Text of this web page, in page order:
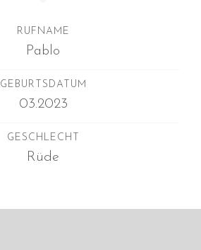
Oktober 2022
August 2022
März 2022
RUFNAME
Pablo
GEBURTSDATUM
03.2023
GESCHLECHT
Rüde